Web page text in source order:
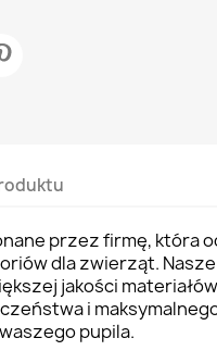
przez firmę, która
dla zwierząt.
jakości
i
waszego pupila.